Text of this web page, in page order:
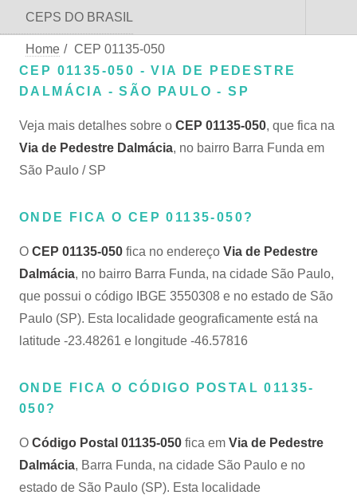
CEPS DO BRASIL
Home / CEP 01135-050
CEP 01135-050 - VIA DE PEDESTRE
DALMÁCIA - SÃO PAULO - SP
Veja mais detalhes sobre o CEP 01135-050, que fica na
Via de Pedestre Dalmácia, no bairro Barra Funda em
São Paulo / SP
ONDE FICA O CEP 01135-050?
O CEP 01135-050 fica no endereço Via de Pedestre
Dalmácia, no bairro Barra Funda, na cidade São Paulo,
que possui o código IBGE 3550308 e no estado de São
Paulo (SP). Esta localidade geograficamente está na
latitude -23.48261 e longitude -46.57816
ONDE FICA O CÓDIGO POSTAL 01135-
050?
O Código Postal 01135-050 fica em Via de Pedestre
Dalmácia, Barra Funda, na cidade São Paulo e no
estado de São Paulo (SP). Esta localidade